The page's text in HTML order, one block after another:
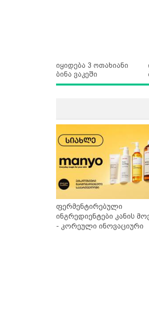
იყიდება 3 ოთახიანი
ბინა ვაკეში
ფერმენტირებული
ინგრედიენტები კანის
- კორეული ინოვაციური